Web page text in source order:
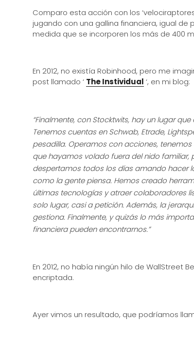
Comparo esta acción con los
jugando con una gallina financiera, igual
medida que se incorporen los más de 400
En 2012, no existía Robinhood, pero me
post llamado ‘ The Instividual ‘, en mi blog:
“Finalmente, con Stocktwits, hay un lugar que
Tenemos cuentas en Schwab, Etrade,
pesadilla. Operamos con acciones,
que hayamos volado fuera del nido familiar,
despertamos todos los días amando hacer
como la gente piensa. Hemos creado
últimas tecnologías y atraer colaboradores
solo lugar, casi a petición. Además, la
gestiona. Finalmente, y quizás lo más
financiera pueden encontrarnos.”
En 2012, no había ningún hilo de WallStreet
encriptada.
Ayer vimos un resultado, que podríamos